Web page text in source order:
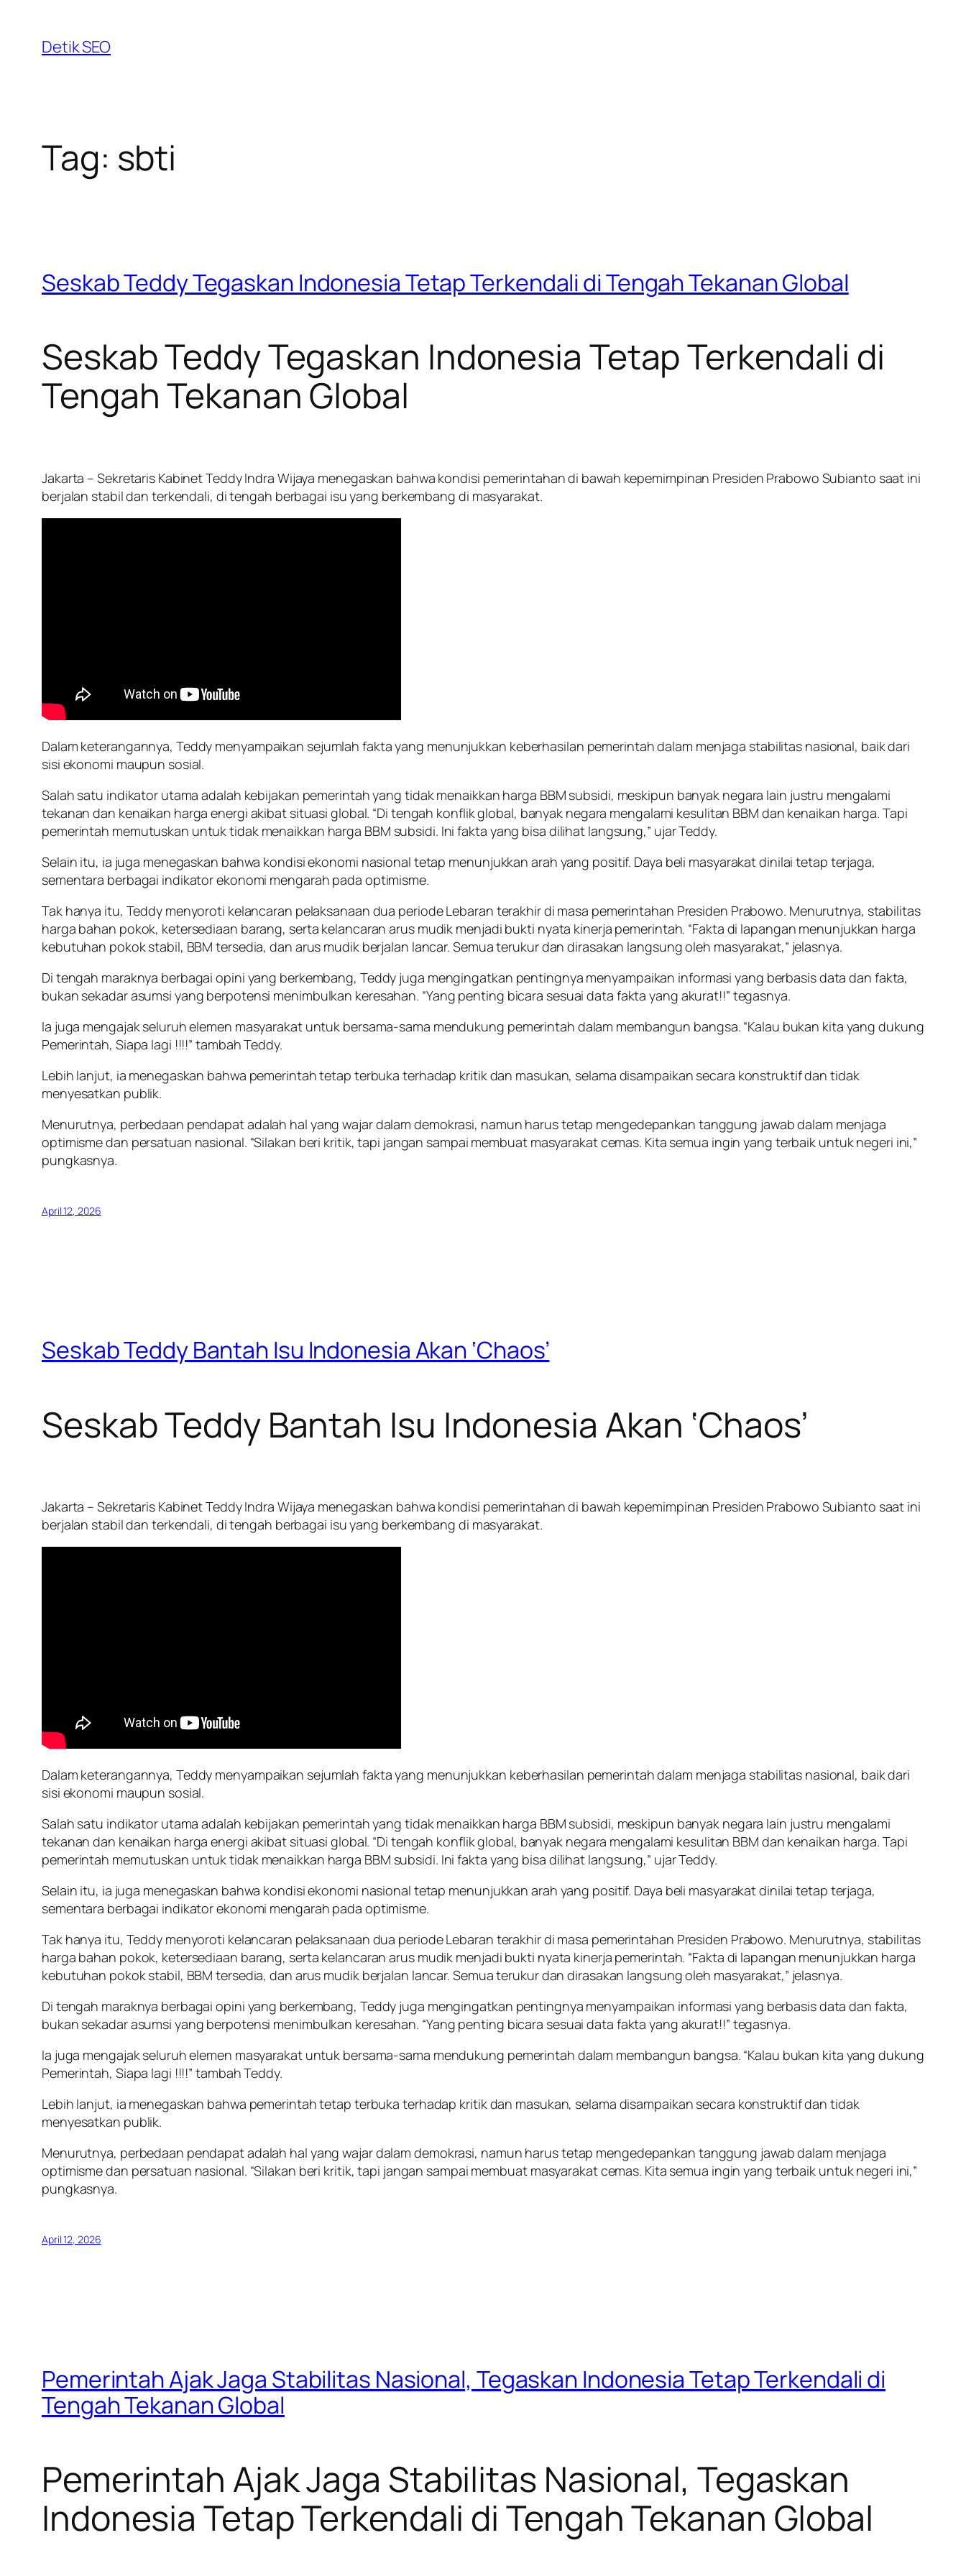
content
Detik SEO
Tag: sbti
Seskab Teddy Tegaskan Indonesia Tetap Terkendali di Tengah Tekanan Global
Seskab Teddy Tegaskan Indonesia Tetap Terkendali di
Tengah Tekanan Global
Jakarta – Sekretaris Kabinet Teddy Indra Wijaya menegaskan bahwa kondisi pemerintahan di bawah kepemimpinan Presiden Prabowo Subianto saat ini
berjalan stabil dan terkendali, di tengah berbagai isu yang berkembang di masyarakat.
Dalam keterangannya, Teddy menyampaikan sejumlah fakta yang menunjukkan keberhasilan pemerintah dalam menjaga stabilitas nasional, baik dari
sisi ekonomi maupun sosial.
Salah satu indikator utama adalah kebijakan pemerintah yang tidak menaikkan harga BBM subsidi, meskipun banyak negara lain justru mengalami
tekanan dan kenaikan harga energi akibat situasi global. “Di tengah konflik global, banyak negara mengalami kesulitan BBM dan kenaikan harga. Tapi
pemerintah memutuskan untuk tidak menaikkan harga BBM subsidi. Ini fakta yang bisa dilihat langsung,” ujar Teddy.
Selain itu, ia juga menegaskan bahwa kondisi ekonomi nasional tetap menunjukkan arah yang positif. Daya beli masyarakat dinilai tetap terjaga,
sementara berbagai indikator ekonomi mengarah pada optimisme.
Tak hanya itu, Teddy menyoroti kelancaran pelaksanaan dua periode Lebaran terakhir di masa pemerintahan Presiden Prabowo. Menurutnya, stabilitas
harga bahan pokok, ketersediaan barang, serta kelancaran arus mudik menjadi bukti nyata kinerja pemerintah. “Fakta di lapangan menunjukkan harga
kebutuhan pokok stabil, BBM tersedia, dan arus mudik berjalan lancar. Semua terukur dan dirasakan langsung oleh masyarakat,” jelasnya.
Di tengah maraknya berbagai opini yang berkembang, Teddy juga mengingatkan pentingnya menyampaikan informasi yang berbasis data dan fakta,
bukan sekadar asumsi yang berpotensi menimbulkan keresahan. “Yang penting bicara sesuai data fakta yang akurat!!” tegasnya.
Ia juga mengajak seluruh elemen masyarakat untuk bersama-sama mendukung pemerintah dalam membangun bangsa. “Kalau bukan kita yang dukung
Pemerintah, Siapa lagi !!!!” tambah Teddy.
Lebih lanjut, ia menegaskan bahwa pemerintah tetap terbuka terhadap kritik dan masukan, selama disampaikan secara konstruktif dan tidak
menyesatkan publik.
Menurutnya, perbedaan pendapat adalah hal yang wajar dalam demokrasi, namun harus tetap mengedepankan tanggung jawab dalam menjaga
optimisme dan persatuan nasional. “Silakan beri kritik, tapi jangan sampai membuat masyarakat cemas. Kita semua ingin yang terbaik untuk negeri ini,”
pungkasnya.
April 12, 2026
Seskab Teddy Bantah Isu Indonesia Akan ‘Chaos’
Seskab Teddy Bantah Isu Indonesia Akan ‘Chaos’
Jakarta – Sekretaris Kabinet Teddy Indra Wijaya menegaskan bahwa kondisi pemerintahan di bawah kepemimpinan Presiden Prabowo Subianto saat ini
berjalan stabil dan terkendali, di tengah berbagai isu yang berkembang di masyarakat.
Dalam keterangannya, Teddy menyampaikan sejumlah fakta yang menunjukkan keberhasilan pemerintah dalam menjaga stabilitas nasional, baik dari
sisi ekonomi maupun sosial.
Salah satu indikator utama adalah kebijakan pemerintah yang tidak menaikkan harga BBM subsidi, meskipun banyak negara lain justru mengalami
tekanan dan kenaikan harga energi akibat situasi global. “Di tengah konflik global, banyak negara mengalami kesulitan BBM dan kenaikan harga. Tapi
pemerintah memutuskan untuk tidak menaikkan harga BBM subsidi. Ini fakta yang bisa dilihat langsung,” ujar Teddy.
Selain itu, ia juga menegaskan bahwa kondisi ekonomi nasional tetap menunjukkan arah yang positif. Daya beli masyarakat dinilai tetap terjaga,
sementara berbagai indikator ekonomi mengarah pada optimisme.
Tak hanya itu, Teddy menyoroti kelancaran pelaksanaan dua periode Lebaran terakhir di masa pemerintahan Presiden Prabowo. Menurutnya, stabilitas
harga bahan pokok, ketersediaan barang, serta kelancaran arus mudik menjadi bukti nyata kinerja pemerintah. “Fakta di lapangan menunjukkan harga
kebutuhan pokok stabil, BBM tersedia, dan arus mudik berjalan lancar. Semua terukur dan dirasakan langsung oleh masyarakat,” jelasnya.
Di tengah maraknya berbagai opini yang berkembang, Teddy juga mengingatkan pentingnya menyampaikan informasi yang berbasis data dan fakta,
bukan sekadar asumsi yang berpotensi menimbulkan keresahan. “Yang penting bicara sesuai data fakta yang akurat!!” tegasnya.
Ia juga mengajak seluruh elemen masyarakat untuk bersama-sama mendukung pemerintah dalam membangun bangsa. “Kalau bukan kita yang dukung
Pemerintah, Siapa lagi !!!!” tambah Teddy.
Lebih lanjut, ia menegaskan bahwa pemerintah tetap terbuka terhadap kritik dan masukan, selama disampaikan secara konstruktif dan tidak
menyesatkan publik.
Menurutnya, perbedaan pendapat adalah hal yang wajar dalam demokrasi, namun harus tetap mengedepankan tanggung jawab dalam menjaga
optimisme dan persatuan nasional. “Silakan beri kritik, tapi jangan sampai membuat masyarakat cemas. Kita semua ingin yang terbaik untuk negeri ini,”
pungkasnya.
April 12, 2026
Pemerintah Ajak Jaga Stabilitas Nasional, Tegaskan Indonesia Tetap Terkendali di
Tengah Tekanan Global
Pemerintah Ajak Jaga Stabilitas Nasional, Tegaskan
Indonesia Tetap Terkendali di Tengah Tekanan Global